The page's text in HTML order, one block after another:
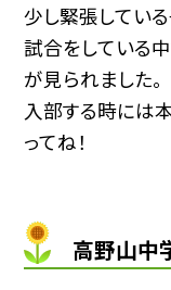
少し緊張してい
試合をしている
が見られました。
入部する時には
ってね！
高野山中